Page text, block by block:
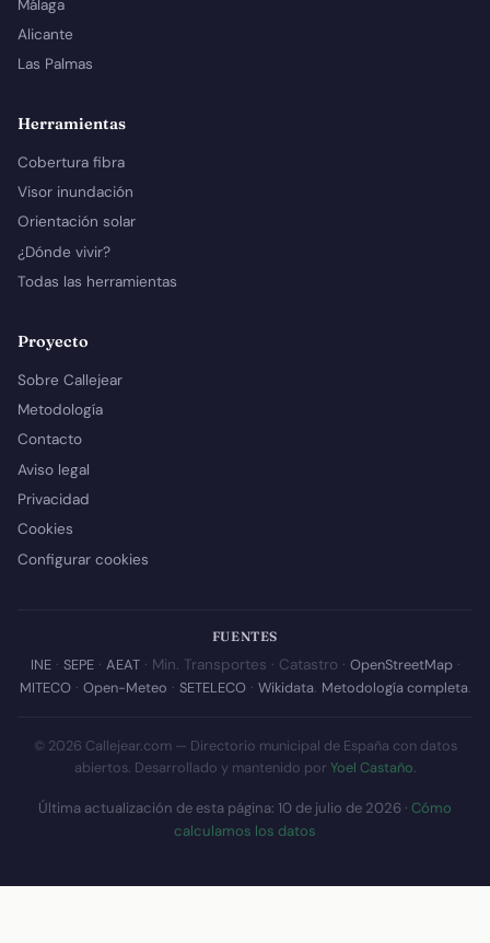
Málaga
Alicante
Las Palmas
Herramientas
Cobertura fibra
Visor inundación
Orientación solar
¿Dónde vivir?
Todas las herramientas
Proyecto
Sobre Callejear
Metodología
Contacto
Aviso legal
Privacidad
Cookies
Configurar cookies
FUENTES
INE· SEPE· AEAT· Min. Transportes · Catastro · OpenStreetMap·
MITECO· Open-Meteo · SETELECO· Wikidata. Metodología completa.
© 2026 Callejear.com — Directorio municipal de España con datos
abiertos. Desarrollado y mantenido por Yoel Castaño.
Última actualización de esta página: 10 de julio de 2026 · Cómo
calculamos los datos